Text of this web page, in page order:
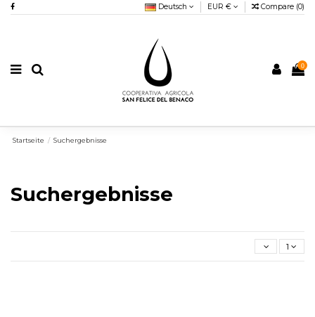
Deutsch EUR € Compare (0)
0
Startseite Suchergebnisse
Suchergebnisse
1